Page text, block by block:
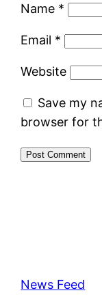
Name *
Email *
Website
Save my
browser for
News Feed